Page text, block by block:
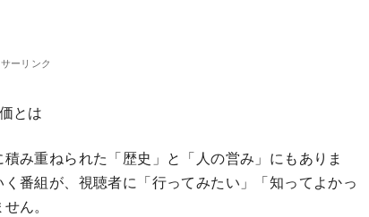
ーリンク
とは
み重ねられた「歴史」と「人の営み」にもありま
番組が、視聴者に「行ってみたい」「知ってよかっ
ん。